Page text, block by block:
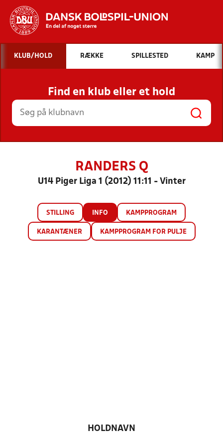
Hvad vil du søge efter?
INDHOLD OG NYHEDER
STILLINGER, RESULTATER, KLUBBER OG
HOLD
KLUB/HOLD RÆKKE SPILLESTED KAMP
Find en klub eller et hold
RANDERS Q
U14 Piger Liga 1 (2012) 11:11 - Vinter
STILLING INFO KAMPPROGRAM
KARANTÆNER KAMPPROGRAM FOR PULJE
HOLDNAVN